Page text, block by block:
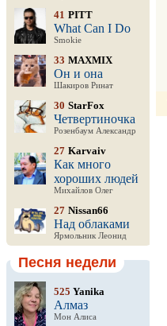
41 PITT
What Can I Do
Smokie
33 MAXMIX
Он и она
Шакиров Ринат
30 StarFox
Четвертиночка
Розенбаум Александр
27 Karvaiv
Как много
хороших людей
Михайлов Олег
27 Nissan66
Над облаками
Ярмольник Леонид
Песня недели
525 Yanika
Алмаз
Мон Алиса